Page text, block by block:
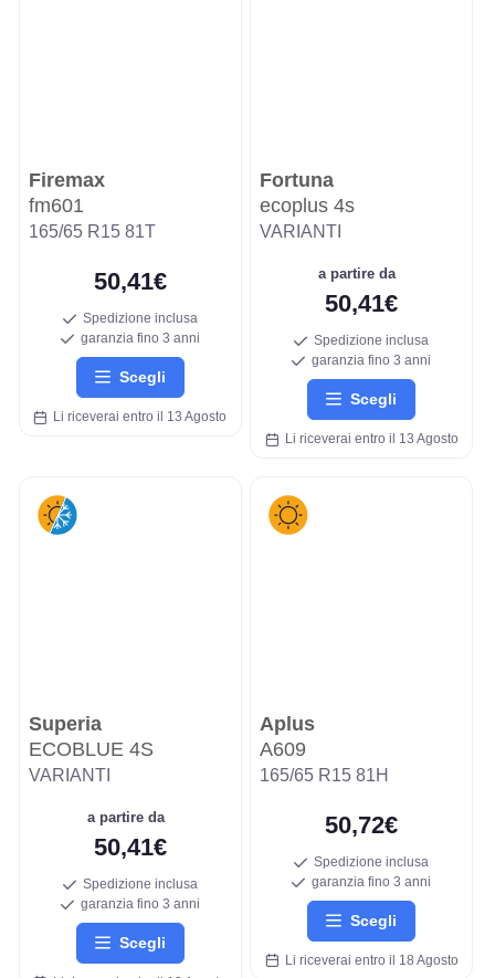
Firemax
fm601
165/65 R15 81T
50,41€
Spedizione inclusa
garanzia fino 3 anni
Scegli
Li riceverai entro il 13 Agosto
Fortuna
ecoplus 4s
VARIANTI
a partire da
50,41€
Spedizione inclusa
garanzia fino 3 anni
Scegli
Li riceverai entro il 13 Agosto
Superia
ECOBLUE 4S
VARIANTI
a partire da
50,41€
Spedizione inclusa
garanzia fino 3 anni
Scegli
Aplus
A609
165/65 R15 81H
50,72€
Spedizione inclusa
garanzia fino 3 anni
Scegli
Li riceverai entro il 18 Agosto